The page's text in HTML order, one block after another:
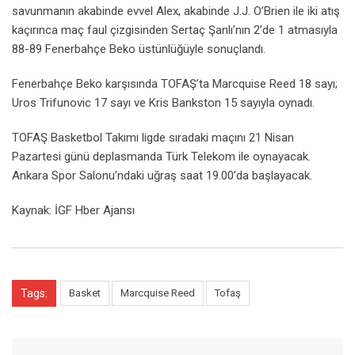
savunmanın akabinde evvel Alex, akabinde J.J. O’Brien ile iki atış
kaçırınca maç faul çizgisinden Sertaç Şanlı’nın 2’de 1 atmasıyla
88-89 Fenerbahçe Beko üstünlüğüyle sonuçlandı.
Fenerbahçe Beko karşısında TOFAŞ’ta Marcquise Reed 18 sayı;
Uros Trifunovic 17 sayı ve Kris Bankston 15 sayıyla oynadı.
TOFAŞ Basketbol Takımı ligde sıradaki maçını 21 Nisan
Pazartesi günü deplasmanda Türk Telekom ile oynayacak.
Ankara Spor Salonu’ndaki uğraş saat 19.00’da başlayacak.
Kaynak: İGF Hber Ajansı
Tags: Basket Marcquise Reed Tofaş